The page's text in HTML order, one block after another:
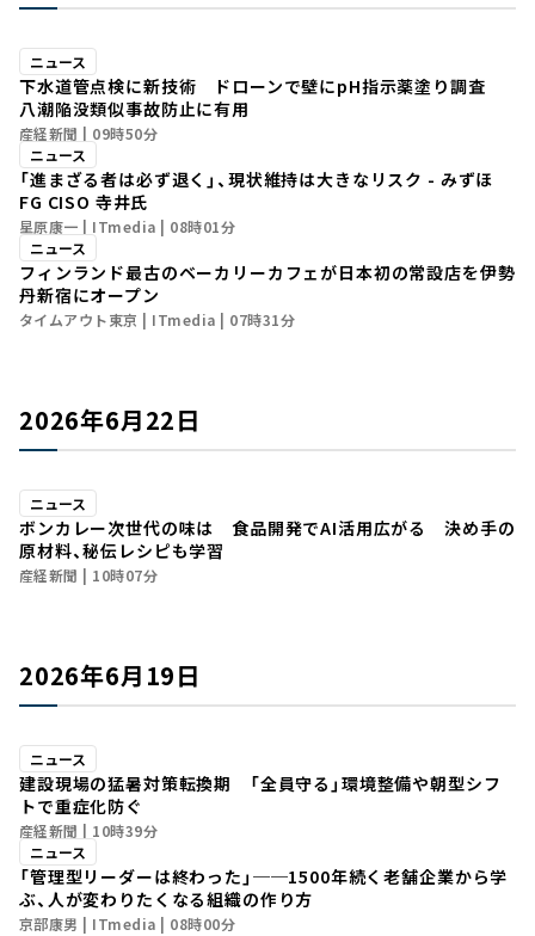
ニュース
下水道管点検に新技術 ドローンで壁にpH指示薬塗り調査
八潮陥没類似事故防止に有用
産経新聞
09時50分
ニュース
「進まざる者は必ず退く」、現状維持は大きなリスク - みずほ
FG CISO 寺井氏
星原康一 ITmedia
08時01分
ニュース
フィンランド最古のベーカリーカフェが日本初の常設店を伊勢
丹新宿にオープン
タイムアウト東京 ITmedia 07時31分
2026年6月22日
ニュース
ボンカレー次世代の味は 食品開発でAI活用広がる 決め手の
原材料、秘伝レシピも学習
産経新聞 10時07分
2026年6月19日
ニュース
建設現場の猛暑対策転換期 「全員守る」環境整備や朝型シフ
トで重症化防ぐ
産経新聞
10時39分
ニュース
「管理型リーダーは終わった」──1500年続く老舗企業から学
ぶ、人が変わりたくなる組織の作り方
京部康男 ITmedia 08時00分